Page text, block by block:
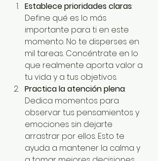
Establece prioridades claras:
Define qué es lo más
importante para ti en este
momento. No te disperses en
mil tareas. Concéntrate en lo
que realmente aporta valor a
tu vida y a tus objetivos.
Practica la atención plena:
Dedica momentos para
observar tus pensamientos y
emociones sin dejarte
arrastrar por ellos. Esto te
ayuda a mantener la calma y